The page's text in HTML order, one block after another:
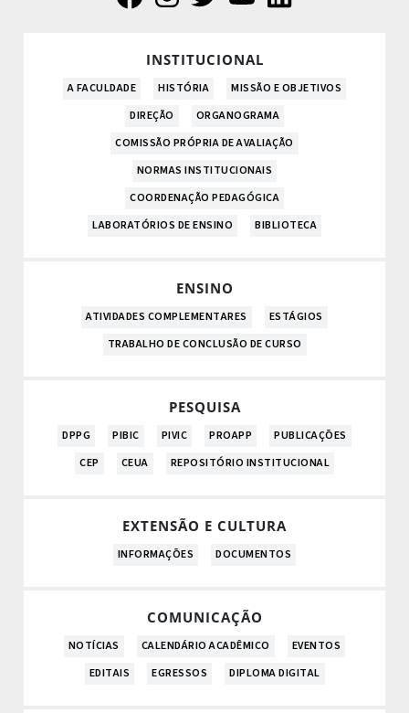
INSTITUCIONAL
A FACULDADE HISTÓRIA
MISSÃO E OBJETIVOS
DIREÇÃO
ORGANOGRAMA
COMISSÃO PRÓPRIA DE AVALIAÇÃO
NORMAS INSTITUCIONAIS
COORDENAÇÃO PEDAGÓGICA
LABORATÓRIOS DE ENSINO
BIBLIOTECA
ENSINO
ATIVIDADES COMPLEMENTARES
ESTÁGIOS
TRABALHO DE CONCLUSÃO DE CURSO
PESQUISA
DPPG PIBIC PIVIC PROAPP
PUBLICAÇÕES
CEP
CEUA REPOSITÓRIO INSTITUCIONAL
EXTENSÃO E CULTURA
INFORMAÇÕES DOCUMENTOS
COMUNICAÇÃO
NOTÍCIAS CALENDÁRIO ACADÊMICO
EVENTOS
EDITAIS
EGRESSOS DIPLOMA DIGITAL